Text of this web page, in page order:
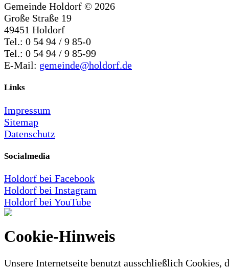
Gemeinde Holdorf © 2026
Große Straße 19
49451 Holdorf
Tel.: 0 54 94 / 9 85-0
Tel.: 0 54 94 / 9 85-99
E-Mail: gemeinde@holdorf.de
Links
Impressum
Sitemap
Datenschutz
Socialmedia
Holdorf bei Facebook
Holdorf bei Instagram
Holdorf bei YouTube
Cookie-Hinweis
Unsere Internetseite benutzt ausschließlich Cookies,